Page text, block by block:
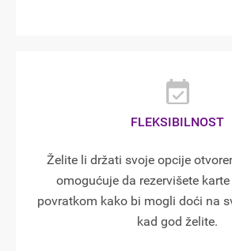
FLEKSIBILNOST
Želite li držati svoje opcije
omogućuje da rezervišete
povratkom kako bi mogli doći na
kad god želite.